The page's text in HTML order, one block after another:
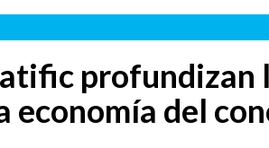
profundizan
economía del